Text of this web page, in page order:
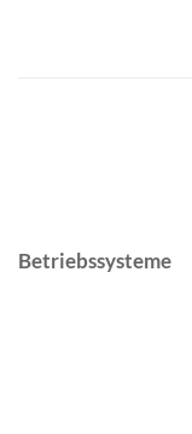
Betriebssysteme